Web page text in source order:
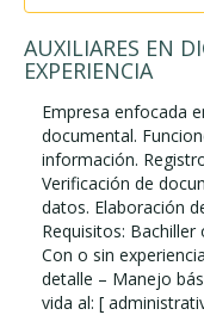
AUXILIARES EN
EXPERIENCIA
Empresa enfocada
documental.
información.
Verificación de
datos. Elaboración
Requisitos:
Con o sin
detalle – Manejo
vida al: [